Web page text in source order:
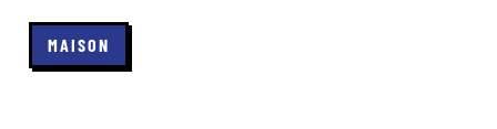
MAISON